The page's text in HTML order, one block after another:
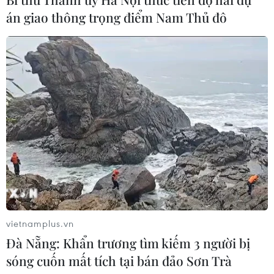
Tăng cường
05/08/2026 13:30
Hơn 100 người thiệt mạng trong mùa
mưa khốc liệt ở Ấn Độ
05/08/2026 09:39
Trung Quốc phóng thành công hai
vệ tinh siêu phổ Đông Phương Huệ
Nhãn
05/08/2026 07:16
Xem thêm
án giao thông trọng điểm Nam Thủ đô
vietnamplus.vn
Đà Nẵng: Khẩn trương tìm kiếm 3 người bị
sóng cuốn mất tích tại bán đảo Sơn Trà